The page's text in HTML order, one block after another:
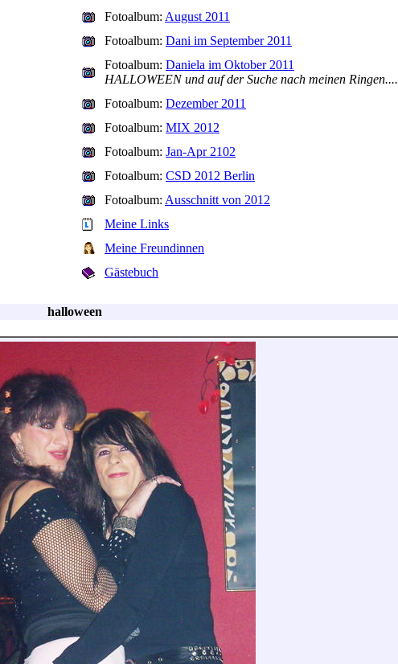
Fotoalbum: August 2011
Fotoalbum: Dani im September 2011
Fotoalbum: Daniela im Oktober 2011
HALLOWEEN und auf der Suche nach meinen Ringen....
Fotoalbum: Dezember 2011
Fotoalbum: MIX 2012
Fotoalbum: Jan-Apr 2102
Fotoalbum: CSD 2012 Berlin
Fotoalbum: Ausschnitt von 2012
Meine Links
Meine Freundinnen
Gästebuch
halloween